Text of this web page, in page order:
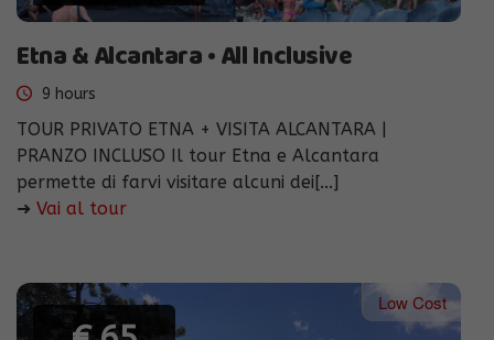
Etna & Alcantara • All Inclusive
9 hours
TOUR PRIVATO ETNA + VISITA ALCANTARA |
PRANZO INCLUSO Il tour Etna e Alcantara
permette di farvi visitare alcuni dei[...]
➜ Vai al tour
Low Cost